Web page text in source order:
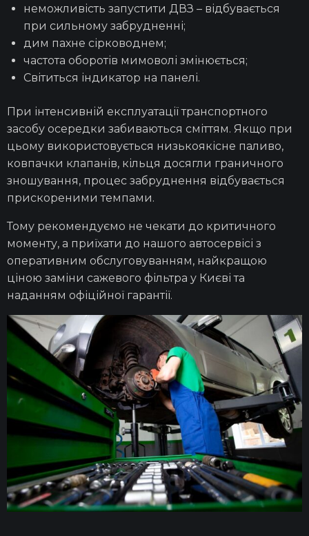
неможливість запустити ДВЗ – відбувається
при сильному забрудненні;
дим пахне сірководнем;
частота оборотів мимоволі змінюється;
Світиться індикатор на панелі.
При інтенсивній експлуатації транспортного
засобу осередки забиваються сміттям. Якщо при
цьому використовується низькоякісне паливо,
ковпачки клапанів, кільця досягли граничного
зношування, процес забруднення відбувається
прискореними темпами.
Тому рекомендуємо не чекати до критичного
моменту, а приїхати до нашого автосервісі з
оперативним обслуговуванням, найкращою
ціною заміни сажевого фільтра у Києві та
наданням офіційної гарантії.